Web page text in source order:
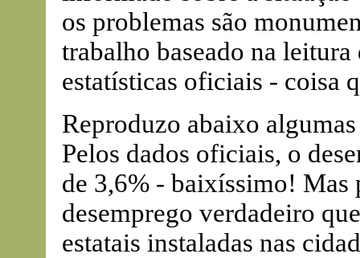
os problemas são
trabalho baseado na
estatísticas oficiais - coisa
Reproduzo abaixo
Pelos dados oficiais, o
de 3,6% - baixíssimo! Mas
desemprego verdadeiro
estatais instaladas nas